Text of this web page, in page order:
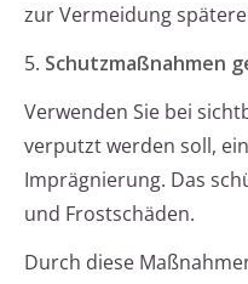
zur Vermeidung
5. Schutzmaßnahmen
Verwenden Sie bei
verputzt werden soll,
Imprägnierung. Das
und Frostschäden.
Durch diese